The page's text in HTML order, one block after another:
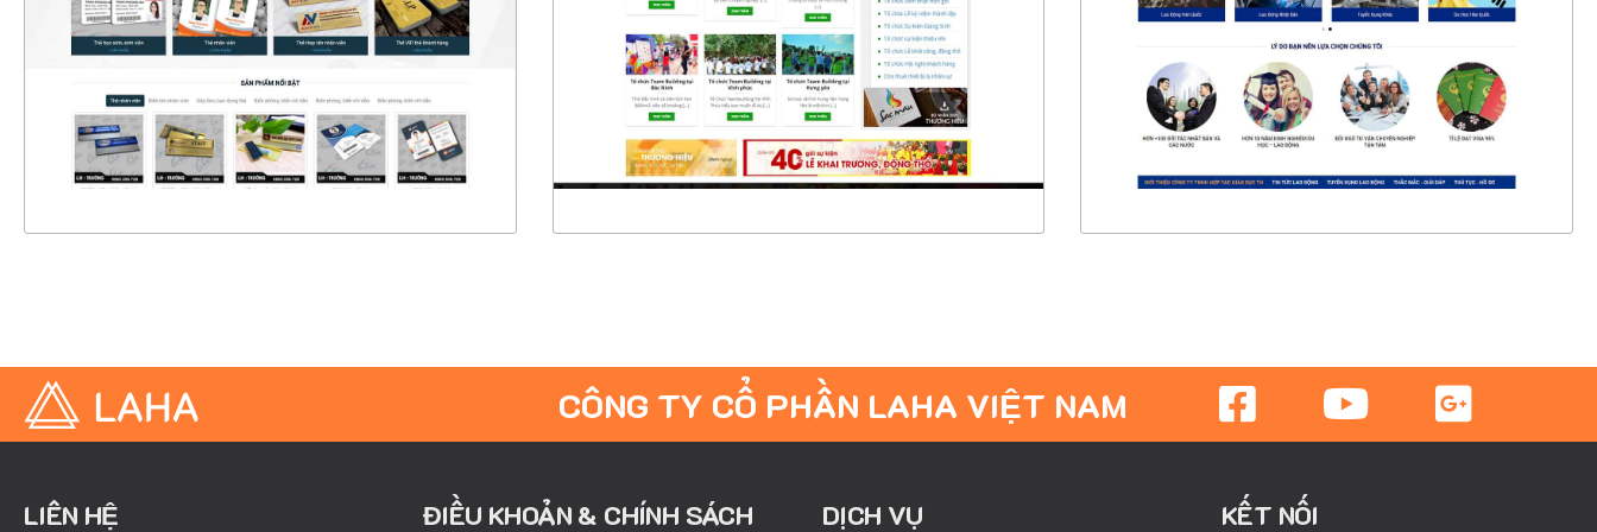
CHI TIẾT
XEM THỰC TẾ
CHI TIẾT
XEM THỰC TẾ
CHI TIẾT
CÔNG TY CỔ PHẦN LAHA VIỆT NAM
LIÊN HỆ ĐIỀU KHOẢN & CHÍNH SÁCH DỊCH VỤ KẾT NỐI